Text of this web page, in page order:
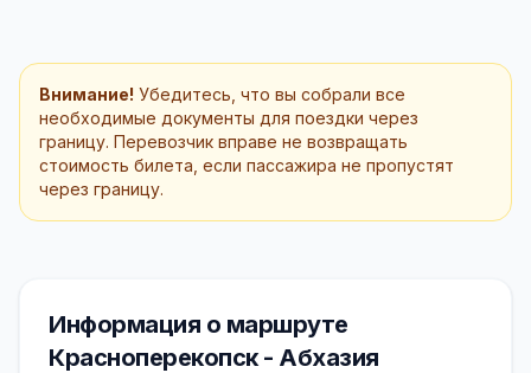
Внимание! Убедитесь, что вы собрали все
необходимые документы для поездки через
границу. Перевозчик вправе не возвращать
стоимость билета, если пассажира не пропустят
через границу.
Информация о маршруте
Красноперекопск - Абхазия